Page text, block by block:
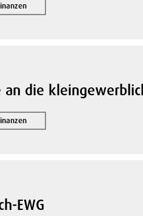
an die
EWG